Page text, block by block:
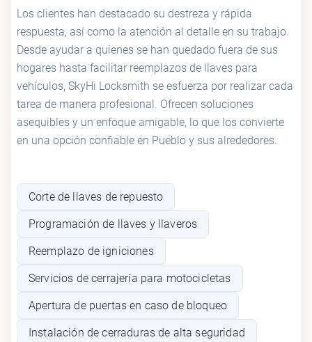
Los clientes han destacado su destreza y rápida
respuesta, así como la atención al detalle en su trabajo.
Desde ayudar a quienes se han quedado fuera de sus
hogares hasta facilitar reemplazos de llaves para
vehículos, SkyHi Locksmith se esfuerza por realizar cada
tarea de manera profesional. Ofrecen soluciones
asequibles y un enfoque amigable, lo que los convierte
en una opción confiable en Pueblo y sus alrededores.
Corte de llaves de repuesto
Programación de llaves y llaveros
Reemplazo de igniciones
Servicios de cerrajería para motocicletas
Apertura de puertas en caso de bloqueo
Instalación de cerraduras de alta seguridad